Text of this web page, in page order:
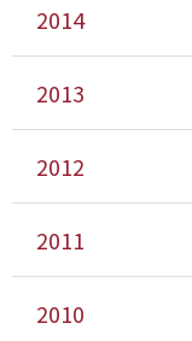
2014
2013
2012
2011
2010